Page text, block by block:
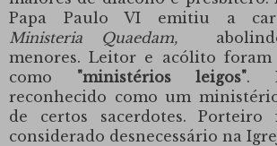
Papa Paulo VI emitiu a
Ministeria Quaedam,
menores. Leitor e acólito foram
como "ministérios leigos".
reconhecido como um
de certos sacerdotes. Porteiro
considerado desnecessário na